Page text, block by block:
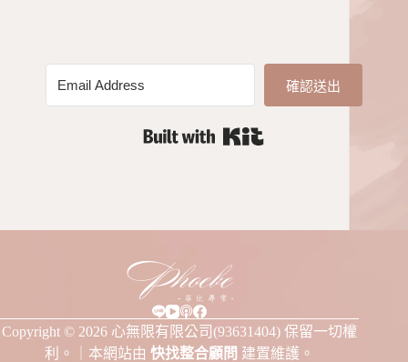
確認送出
Copyright © 2026 心無限有限公司(93631404) 保留一切權
利。｜本網站由快找整合顧問 建置維護。